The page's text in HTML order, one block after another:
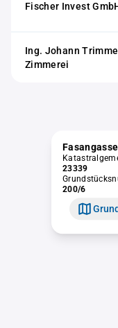
Fischer Invest
Ing. Johann
Zimmerei
23339
200/6